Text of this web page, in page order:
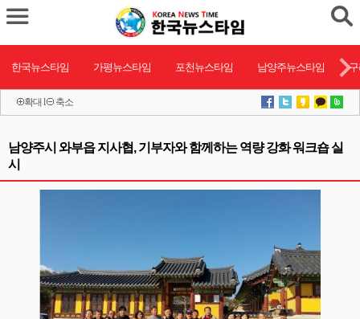
한국뉴스타임 가평뉴스타임 포천뉴스타임 남양주뉴스타임
확대 l 축소
남양주시 와부읍 지사협, 기부자와 함께하는 역량 강화 워크숍 실
시